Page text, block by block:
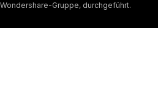
Gruppe, durchgeführt.